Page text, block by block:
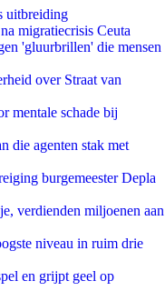
uitbreiding
migratiecrisis Ceuta
'gluurbrillen' die mensen
over Straat van
mentale schade bij
die agenten stak met
burgemeester Depla
verdienden miljoenen aan
niveau in ruim drie
en grijpt geel op